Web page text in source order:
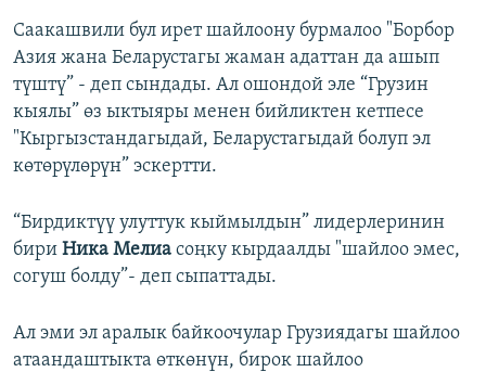
Саакашвили бул ирет шайлоону бурмалоо "Борбор
Азия жана Беларустагы жаман адаттан да ашып
түштү” - деп сындады. Ал ошондой эле “Грузин
кыялы” өз ыктыяры менен бийликтен кетпесе
"Кыргызстандагыдай, Беларустагыдай болуп эл
көтөрүлөрүн” эскертти.
“Бирдиктүү улуттук кыймылдын” лидерлеринин
бири Ника Мелиа соңку кырдаалды "шайлоо эмес,
согуш болду”- деп сыпаттады.
Ал эми эл аралык байкоочулар Грузиядагы шайлоо
атаандаштыкта өткөнүн, бирок шайлоо